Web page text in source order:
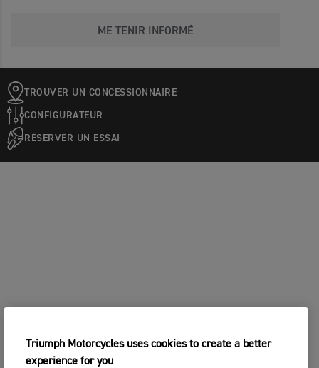
ME TENIR INFORMÉ
TROUVER UN CONCESSIONNAIRE
CONFIGURATEUR
RÉSERVER UN ESSAI
Triumph Motorcycles uses cookies to create a better
experience for you